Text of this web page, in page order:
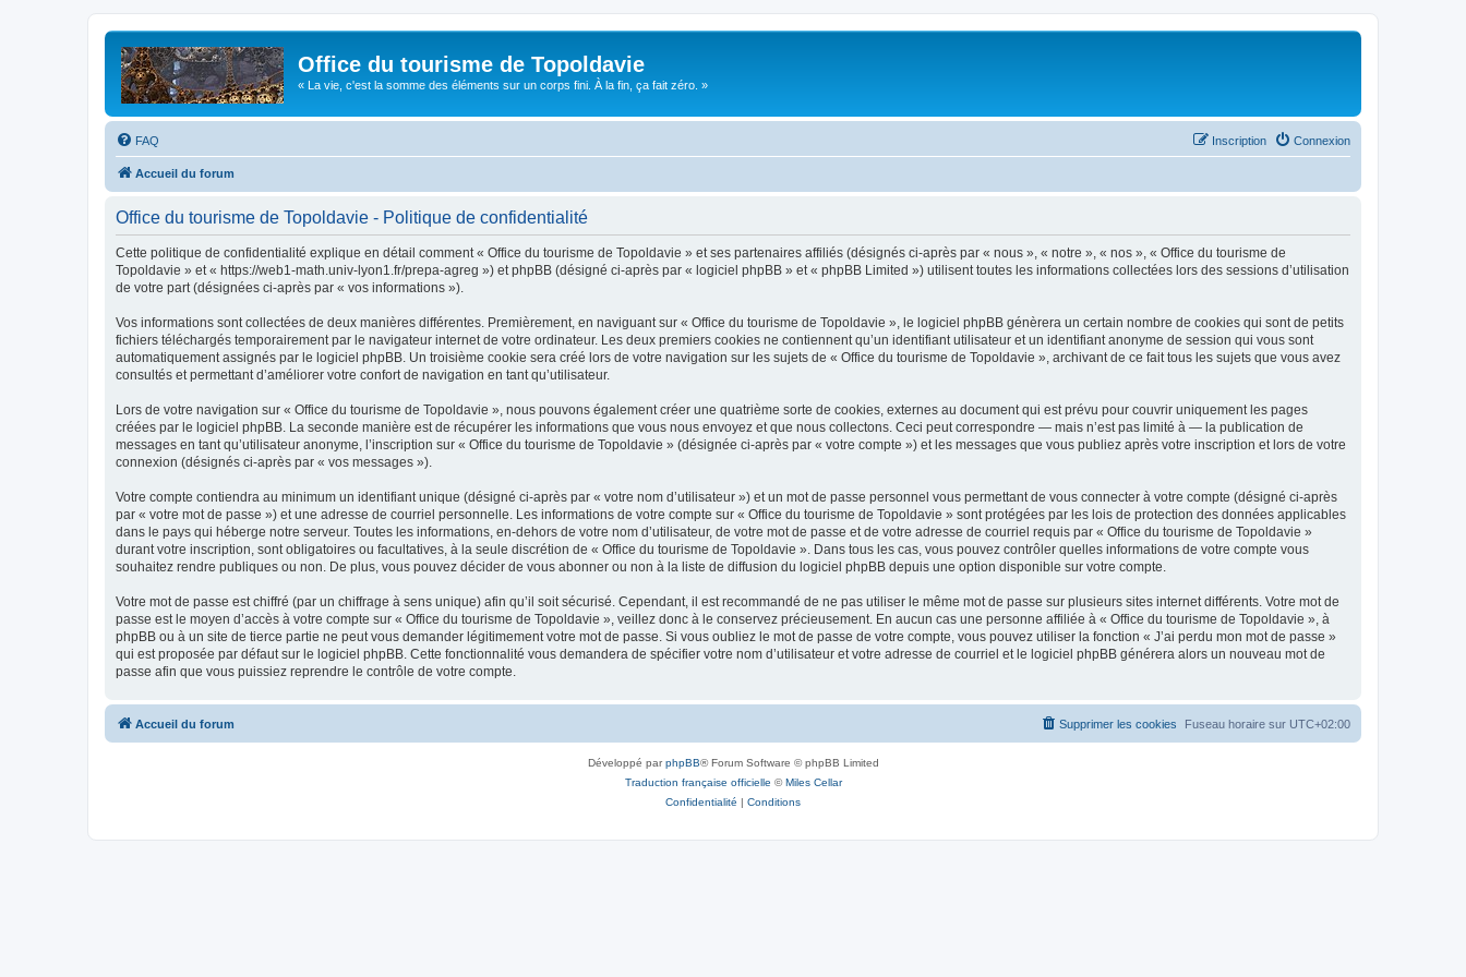
Office du tourisme de Topoldavie
« La vie, c'est la somme des éléments sur un corps fini. À la fin, ça fait zéro. »
FAQ Connexion
Inscription
Accueil du forum
Office du tourisme de Topoldavie - Politique de confidentialité
Cette politique de confidentialité explique en détail comment « Office du tourisme de Topoldavie » et ses partenaires affiliés (désignés ci-après par « nous », « notre », « nos », « Office du tourisme de
Topoldavie » et « https://web1-math.univ-lyon1.fr/prepa-agreg ») et phpBB (désigné ci-après par « logiciel phpBB » et « phpBB Limited ») utilisent toutes les informations collectées lors des sessions d’utilisation
de votre part (désignées ci-après par « vos informations »).
Vos informations sont collectées de deux manières différentes. Premièrement, en naviguant sur « Office du tourisme de Topoldavie », le logiciel phpBB génèrera un certain nombre de cookies qui sont de petits
fichiers téléchargés temporairement par le navigateur internet de votre ordinateur. Les deux premiers cookies ne contiennent qu’un identifiant utilisateur et un identifiant anonyme de session qui vous sont
automatiquement assignés par le logiciel phpBB. Un troisième cookie sera créé lors de votre navigation sur les sujets de « Office du tourisme de Topoldavie », archivant de ce fait tous les sujets que vous avez
consultés et permettant d’améliorer votre confort de navigation en tant qu’utilisateur.
Lors de votre navigation sur « Office du tourisme de Topoldavie », nous pouvons également créer une quatrième sorte de cookies, externes au document qui est prévu pour couvrir uniquement les pages
créées par le logiciel phpBB. La seconde manière est de récupérer les informations que vous nous envoyez et que nous collectons. Ceci peut correspondre — mais n’est pas limité à — la publication de
messages en tant qu’utilisateur anonyme, l’inscription sur « Office du tourisme de Topoldavie » (désignée ci-après par « votre compte ») et les messages que vous publiez après votre inscription et lors de votre
connexion (désignés ci-après par « vos messages »).
Votre compte contiendra au minimum un identifiant unique (désigné ci-après par « votre nom d’utilisateur ») et un mot de passe personnel vous permettant de vous connecter à votre compte (désigné ci-après
par « votre mot de passe ») et une adresse de courriel personnelle. Les informations de votre compte sur « Office du tourisme de Topoldavie » sont protégées par les lois de protection des données applicables
dans le pays qui héberge notre serveur. Toutes les informations, en-dehors de votre nom d’utilisateur, de votre mot de passe et de votre adresse de courriel requis par « Office du tourisme de Topoldavie »
durant votre inscription, sont obligatoires ou facultatives, à la seule discrétion de « Office du tourisme de Topoldavie ». Dans tous les cas, vous pouvez contrôler quelles informations de votre compte vous
souhaitez rendre publiques ou non. De plus, vous pouvez décider de vous abonner ou non à la liste de diffusion du logiciel phpBB depuis une option disponible sur votre compte.
Votre mot de passe est chiffré (par un chiffrage à sens unique) afin qu’il soit sécurisé. Cependant, il est recommandé de ne pas utiliser le même mot de passe sur plusieurs sites internet différents. Votre mot de
passe est le moyen d’accès à votre compte sur « Office du tourisme de Topoldavie », veillez donc à le conservez précieusement. En aucun cas une personne affiliée à « Office du tourisme de Topoldavie », à
phpBB ou à un site de tierce partie ne peut vous demander légitimement votre mot de passe. Si vous oubliez le mot de passe de votre compte, vous pouvez utiliser la fonction « J’ai perdu mon mot de passe »
qui est proposée par défaut sur le logiciel phpBB. Cette fonctionnalité vous demandera de spécifier votre nom d’utilisateur et votre adresse de courriel et le logiciel phpBB générera alors un nouveau mot de
passe afin que vous puissiez reprendre le contrôle de votre compte.
Accueil du forum Fuseau horaire sur UTC+02:00
Supprimer les cookies
Développé parphpBB® Forum Software © phpBB Limited
Traduction française officielle ©Miles Cellar
Confidentialité | Conditions